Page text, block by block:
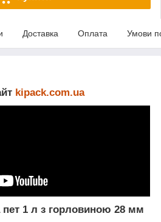
Доставка Оплата Умови
kipack.com.ua
1 л з горловиною 28 мм